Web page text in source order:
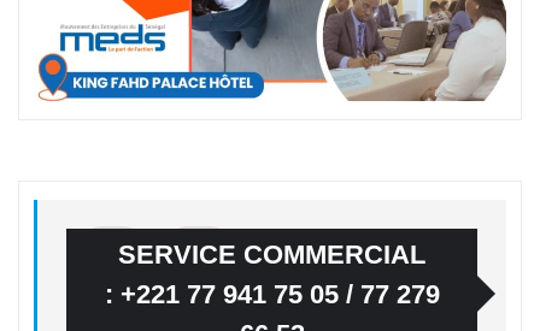
SERVICE COMMERCIAL
: +221 77 941 75 05 / 77 279